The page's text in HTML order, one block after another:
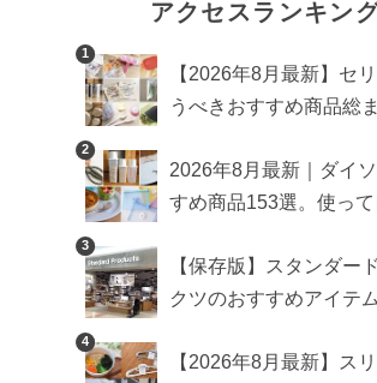
アクセスランキン
1
【2026年8月最新】セ
うべきおすすめ商品総
2
2026年8月最新｜ダイ
すめ商品153選。使って
3
【保存版】スタンダー
クツのおすすめアイテ
4
【2026年8月最新】ス